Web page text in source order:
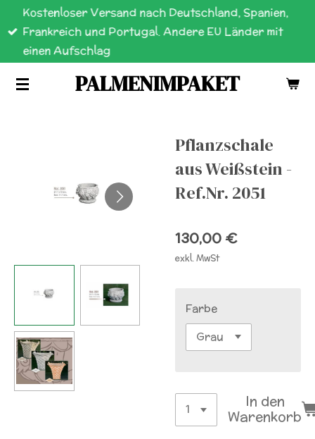
Zum
Hauptinhalt
springen
PALMENIMPAKET
Kostenloser Versand nach Deutschland, Spanien,
Frankreich und Portugal. Andere EU Länder mit
einen Aufschlag
Pflanzschale
aus Weißstein -
Ref.Nr. 2051
130,00 €
exkl. MwSt
Farbe
In den
Warenkorb